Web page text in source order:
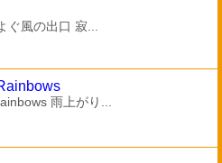
ぐ風の出口 寂...
雨上がり...